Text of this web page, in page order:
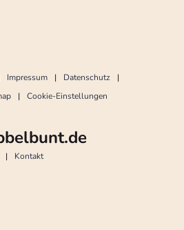
Impressum
Datenschutz
Cookie-Einstellungen
Kontakt